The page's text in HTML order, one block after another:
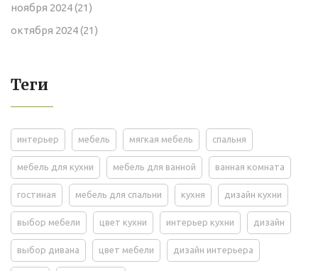
ноября 2024(21)
октября 2024(21)
Теги
интерьер мебель мягкая мебель спальня
мебель для кухни мебель для ванной ванная комната
гостиная мебель для спальни кухня дизайн кухни
выбор мебели цвет кухни интерьер кухни дизайн
выбор дивана цвет мебели дизайн интерьера